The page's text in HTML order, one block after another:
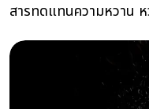
สารทดแทนความหวาน